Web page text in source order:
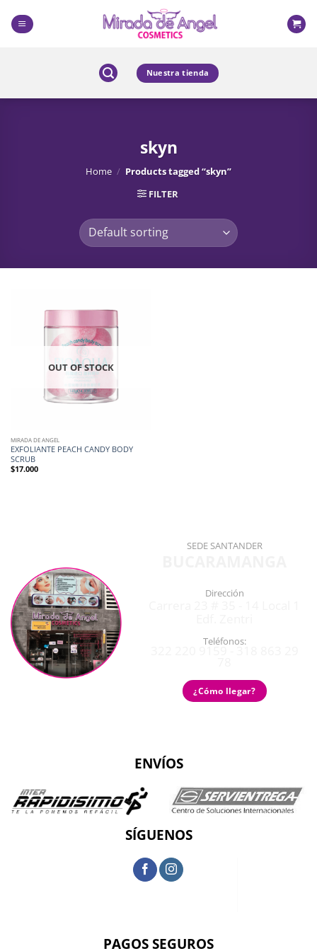
content
Nuestra tienda
skyn
Home / Products tagged “skyn”
FILTER
OUT OF STOCK
MIRADA DE ANGEL
EXFOLIANTE PEACH CANDY BODY
SCRUB
$17.000
SEDE SANTANDER
Dirección
Teléfonos:
¿Cómo llegar?
ENVÍOS
SÍGUENOS
PAGOS SEGUROS